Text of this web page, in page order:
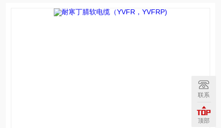
车、台车、传输机械等移动电器用动力传输线及控制、照明、
二、特点： 特别柔软，尤耐弯折，往返移动，平稳不
扭。 室内户外，适应温度，酸碱油盐，均能防护。 选
联系
顶部